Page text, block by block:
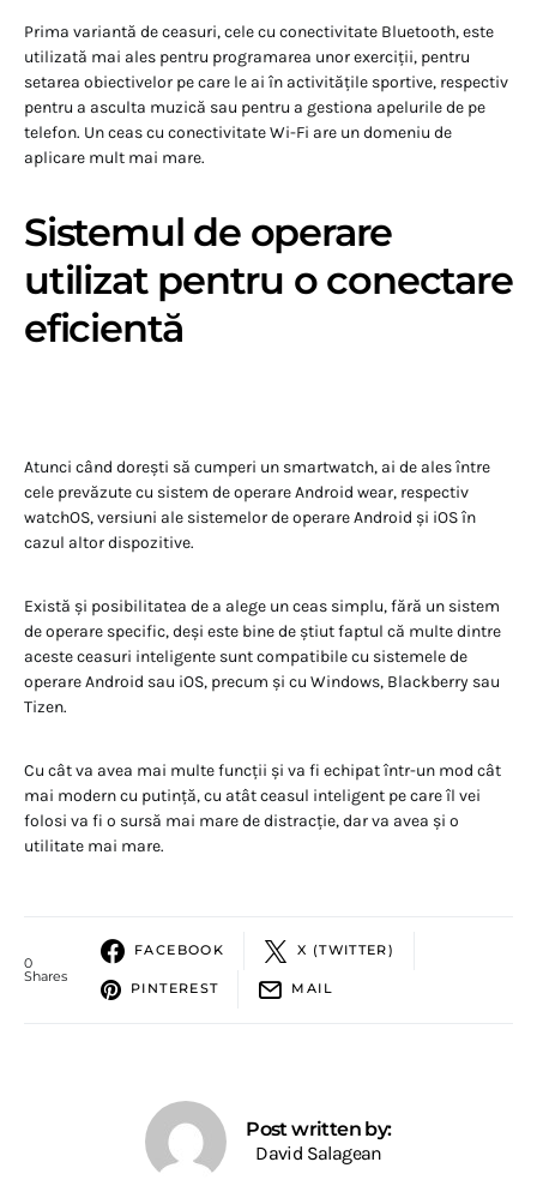
Prima variantă de ceasuri, cele cu conectivitate Bluetooth, este
utilizată mai ales pentru programarea unor exerciții, pentru
setarea obiectivelor pe care le ai în activitățile sportive, respectiv
pentru a asculta muzică sau pentru a gestiona apelurile de pe
telefon. Un ceas cu conectivitate Wi-Fi are un domeniu de
aplicare mult mai mare.
Sistemul de operare
utilizat pentru o conectare
eficientă
Atunci când dorești să cumperi un smartwatch, ai de ales între
cele prevăzute cu sistem de operare Android wear, respectiv
watchOS, versiuni ale sistemelor de operare Android și iOS în
cazul altor dispozitive.
Există și posibilitatea de a alege un ceas simplu, fără un sistem
de operare specific, deși este bine de știut faptul că multe dintre
aceste ceasuri inteligente sunt compatibile cu sistemele de
operare Android sau iOS, precum și cu Windows, Blackberry sau
Tizen.
Cu cât va avea mai multe funcții și va fi echipat într-un mod cât
mai modern cu putință, cu atât ceasul inteligent pe care îl vei
folosi va fi o sursă mai mare de distracție, dar va avea și o
utilitate mai mare.
0
Shares
FACEBOOK X (TWITTER)
PINTEREST MAIL
Post written by:
David Salagean